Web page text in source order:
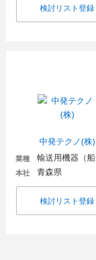
検討リスト登録
中発テクノ(株)
業種
本社 青森県
検討リスト登録